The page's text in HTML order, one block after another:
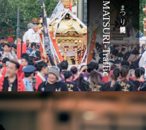
まつり交通規制
MATSURI-Traffic